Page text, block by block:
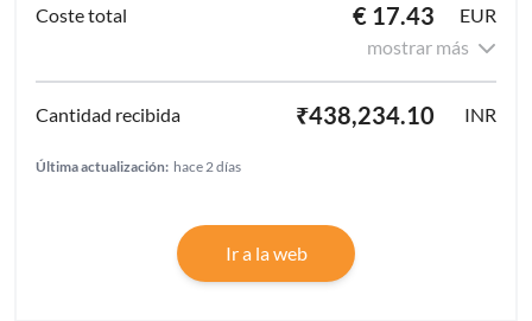
€ 17.43
EUR
mostrar más
₹438,234.10 INR
Última actualización: hace 2 días
Ir a la web